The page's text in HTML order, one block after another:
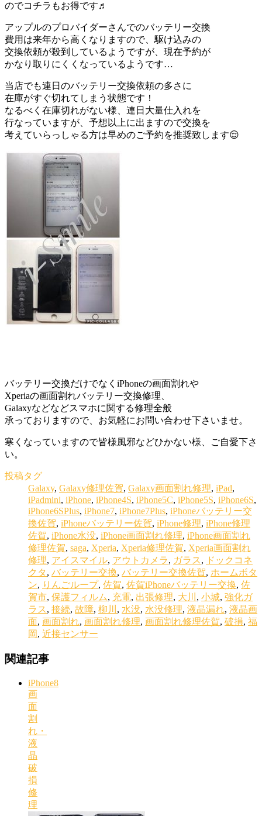
のでコチラもお得です♬
アップルのプロバイダーさんでのバッテリー交換
費用は来年から高くなりますので、駆け込みの
交換依頼が殺到しているようですが、現在予約が
かなり取りにくくなっているようです…
当店でも連日のバッテリー交換依頼の多さに
在庫がすぐ切れてしまう状態です！
なるべく在庫切れがない様、連日大量仕入れを
行なっていますが、予想以上に出ますので交換を
考えていらっしゃる方は早めのご予約を推奨致します😌
バッテリー交換だけでなくiPhoneの画面割れや
Xperiaの画面割れバッテリー交換修理、
Galaxyなどなどスマホに関する修理全般
承っておりますので、お気軽にお問い合わせ下さいませ。
寒くなっていますので皆様風邪などひかない様、ご自愛下さ
い。
投稿タグ
Galaxy, Galaxy修理佐賀, Galaxy画面割れ修理, iPad,
iPadmini, iPhone, iPhone4S, iPhone5C, iPhone5S, iPhone6S,
iPhone6SPlus, iPhone7, iPhone7Plus, iPhoneバッテリー交
換佐賀, iPhoneバッテリー佐賀, iPhone修理, iPhone修理
佐賀, iPhone水没, iPhone画面割れ修理, iPhone画面割れ
修理佐賀, saga, Xperia, Xperia修理佐賀, Xperia画面割れ
修理, アイスマイル, アウトカメラ, ガラス, ドックコネ
クタ, バッテリー交換, バッテリー交換佐賀, ホームボタ
ン, りんごループ, 佐賀, 佐賀iPhoneバッテリー交換, 佐
賀市, 保護フィルム, 充電, 出張修理, 大川 , 小城, 強化ガ
ラス, 接続, 故障, 柳川 , 水没, 水没修理, 液晶漏れ, 液晶画
面, 画面割れ, 画面割れ修理, 画面割れ修理佐賀, 破損, 福
岡, 近接センサー
関連記事
iPhone8
画
面
割
れ・
液
晶
破
損
修
理